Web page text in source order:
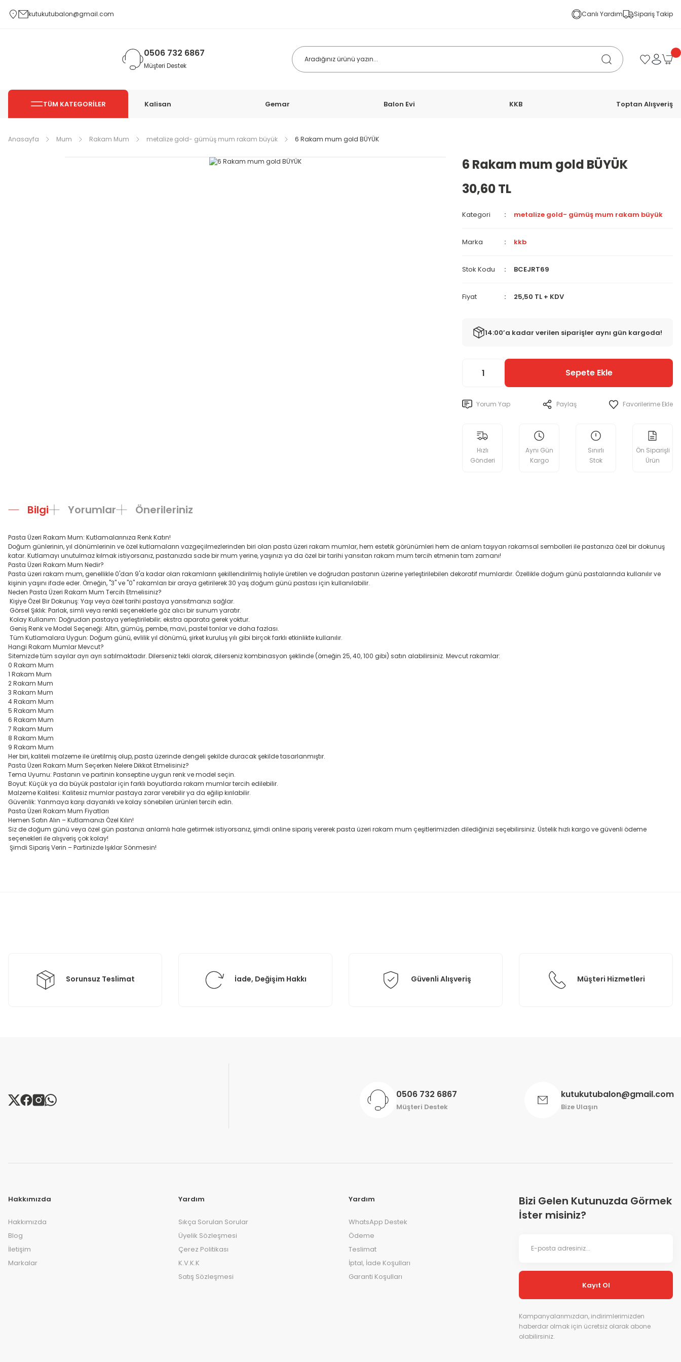
kutukutubalon@gmail.com Canlı Yardım Sipariş Takip
0506 732 6867
Müşteri Destek
TÜM KATEGORİLER Kalisan Gemar Balon Evi KKB Toptan Alışveriş
Anasayfa Mum Rakam Mum metalize gold- gümüş mum rakam büyük 6 Rakam mum gold BÜYÜK
6 Rakam mum gold BÜYÜK
30,60 TL
Kategori metalize gold- gümüş mum rakam büyük
Marka kkb
Stok Kodu BCEJRT69
Fiyat 25,50 TL + KDV
14:00’a kadar verilen siparişler aynı gün kargoda!
Sepete Ekle
Yorum Yap Paylaş
Hızlı
Gönderi
Aynı Gün
Kargo
Sınırlı
Stok
Ön Siparişli
Ürün
Bilgi Yorumlar Önerileriniz
Pasta Üzeri Rakam Mum: Kutlamalarınıza Renk Katın!
Doğum günlerinin, yıl dönümlerinin ve özel kutlamaların vazgeçilmezlerinden biri olan pasta üzeri rakam mumlar, hem estetik görünümleri hem de anlam taşıyan rakamsal sembolleri ile pastanıza özel bir dokunuş
katar. Kutlamayı unutulmaz kılmak istiyorsanız, pastanızda sade bir mum yerine, yaşınızı ya da özel bir tarihi yansıtan rakam mum tercih etmenin tam zamanı!
Pasta Üzeri Rakam Mum Nedir?
Pasta üzeri rakam mum, genellikle 0'dan 9'a kadar olan rakamların şekillendirilmiş haliyle üretilen ve doğrudan pastanın üzerine yerleştirilebilen dekoratif mumlardır. Özellikle doğum günü pastalarında kullanılır ve
kişinin yaşını ifade eder. Örneğin, "3" ve "0" rakamları bir araya getirilerek 30 yaş doğum günü pastası için kullanılabilir.
Neden Pasta Üzeri Rakam Mum Tercih Etmelisiniz?
Kişiye Özel Bir Dokunuş: Yaşı veya özel tarihi pastaya yansıtmanızı sağlar.
Görsel Şıklık: Parlak, simli veya renkli seçeneklerle göz alıcı bir sunum yaratır.
Kolay Kullanım: Doğrudan pastaya yerleştirilebilir; ekstra aparata gerek yoktur.
Geniş Renk ve Model Seçeneği: Altın, gümüş, pembe, mavi, pastel tonlar ve daha fazlası.
Tüm Kutlamalara Uygun: Doğum günü, evlilik yıl dönümü, şirket kuruluş yılı gibi birçok farklı etkinlikte kullanılır.
Hangi Rakam Mumlar Mevcut?
Sitemizde tüm sayılar ayrı ayrı satılmaktadır. Dilerseniz tekli olarak, dilerseniz kombinasyon şeklinde (örneğin 25, 40, 100 gibi) satın alabilirsiniz. Mevcut rakamlar:
0 Rakam Mum
1 Rakam Mum
2 Rakam Mum
3 Rakam Mum
4 Rakam Mum
5 Rakam Mum
6 Rakam Mum
7 Rakam Mum
8 Rakam Mum
9 Rakam Mum
Her biri, kaliteli malzeme ile üretilmiş olup, pasta üzerinde dengeli şekilde duracak şekilde tasarlanmıştır.
Pasta Üzeri Rakam Mum Seçerken Nelere Dikkat Etmelisiniz?
Tema Uyumu: Pastanın ve partinin konseptine uygun renk ve model seçin.
Boyut: Küçük ya da büyük pastalar için farklı boyutlarda rakam mumlar tercih edilebilir.
Malzeme Kalitesi: Kalitesiz mumlar pastaya zarar verebilir ya da eğilip kırılabilir.
Güvenlik: Yanmaya karşı dayanıklı ve kolay sönebilen ürünleri tercih edin.
Pasta Üzeri Rakam Mum Fiyatları
Hemen Satın Alın – Kutlamanızı Özel Kılın!
Siz de doğum günü veya özel gün pastanızı anlamlı hale getirmek istiyorsanız, şimdi online sipariş vererek pasta üzeri rakam mum çeşitlerimizden dilediğinizi seçebilirsiniz. Üstelik hızlı kargo ve güvenli ödeme
seçenekleri ile alışveriş çok kolay!
Şimdi Sipariş Verin – Partinizde Işıklar Sönmesin!
Sorunsuz Teslimat İade, Değişim Hakkı Güvenli Alışveriş Müşteri Hizmetleri
0506 732 6867
Müşteri Destek
kutukutubalon@gmail.com
Bize Ulaşın
Hakkımızda
Hakkımızda
Blog
İletişim
Markalar
Yardım
Sıkça Sorulan Sorular
Üyelik Sözleşmesi
Çerez Politikası
K.V.K.K
Satış Sözleşmesi
Yardım
WhatsApp Destek
Ödeme
Teslimat
İptal, İade Koşulları
Garanti Koşulları
Bizi Gelen Kutunuzda Görmek
İster misiniz?
Kayıt Ol
Kampanyalarımızdan, indirimlerimizden
haberdar olmak için ücretsiz olarak abone
olabilirsiniz.